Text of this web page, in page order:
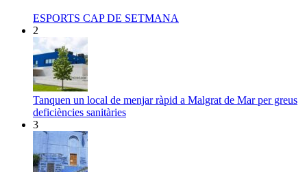
ESPORTS CAP DE SETMANA
2
Tanquen un local de menjar ràpid a Malgrat de Mar per greus
deficiències sanitàries
3